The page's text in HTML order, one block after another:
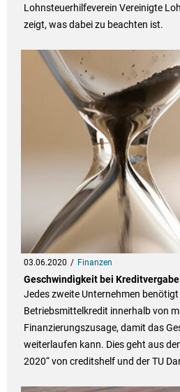
Lohnsteuerhilfeverein Vereinigte
zeigt, was dabei zu beachten ist.
03.06.2020 Finanzen
Geschwindigkeit bei
Jedes zweite Unternehmen
Betriebsmittelkredit innerhalb von
Finanzierungszusage, damit das
weiterlaufen kann. Dies geht aus
2020“ von creditshelf und der TU